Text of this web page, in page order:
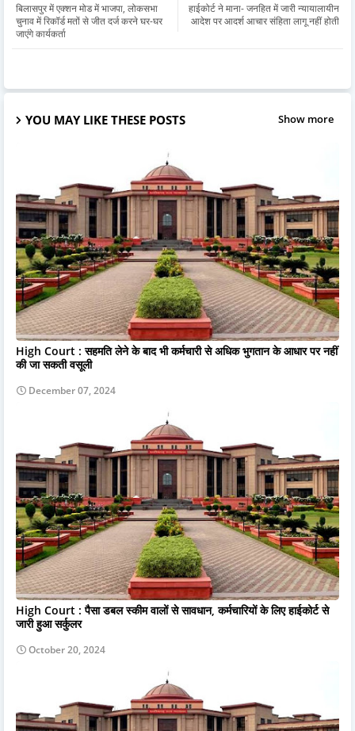
हाईकोर्ट ने माना- जनहित में जारी न्यायालायीन
आदेश पर आदर्श आचार संहिता लागू नहीं होती
बिलासपुर में एक्शन मोड में भाजपा, लोकसभा
चुनाव में रिकॉर्ड मतों से जीत दर्ज करने घर-घर
जाएंगे कार्यकर्ता
YOU MAY LIKE THESE POSTS Show more
High Court : सहमति लेने के बाद भी कर्मचारी से अधिक भुगतान के आधार पर नहीं
की जा सकती वसूली
December 07, 2024
High Court : पैसा डबल स्कीम वालों से सावधान, कर्मचारियों के लिए हाईकोर्ट से
जारी हुआ सर्कुलर
October 20, 2024